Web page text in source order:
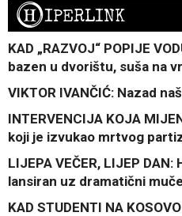
HIPERLINK
KAD „RAZVOJ“ POPIJE
bazen u dvorištu, suša na
VIKTOR IVANČIĆ: Nazad
INTERVENCIJA KOJA
koji je izvukao mrtvog
LIJEPA VEČER, LIJEP
lansiran uz dramatični
KAD STUDENTI NA